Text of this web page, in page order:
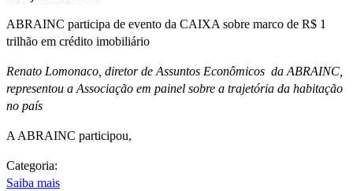
ABRAINC participa de evento da CAIXA sobre marco de R$ 1
trilhão em crédito imobiliário
Renato Lomonaco, diretor de Assuntos Econômicos da ABRAINC,
representou a Associação em painel sobre a trajetória da habitação
no país
A ABRAINC participou,
Categoria:
Saiba mais